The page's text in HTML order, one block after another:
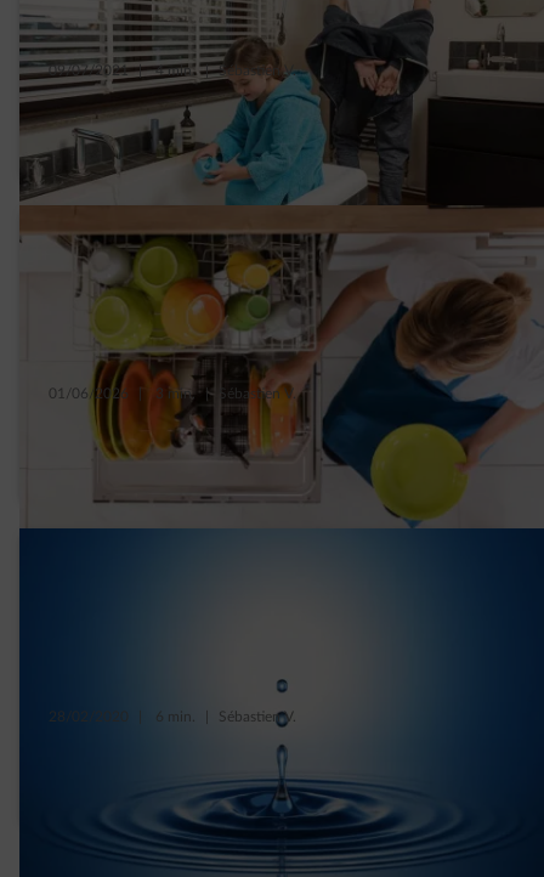
09/07/2021 | 4 min. | Sébastien V.
10 astuces pour diminuer sa consommation
d’eau
01/06/2026 3 min. | Sébastien V.
Top 5 des gestes pour consommer malin
avec son lave-vaisselle
28/02/2020 6 min. Sébastien V.
Le vrai et le faux sur notre consommation